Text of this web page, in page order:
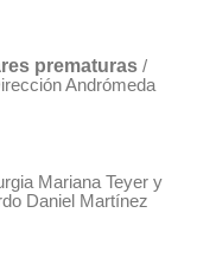
prematuras /
Andrómeda
Mariana Teyer y
Daniel Martínez